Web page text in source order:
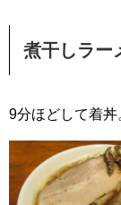
煮干しラー
9分ほどして着丼